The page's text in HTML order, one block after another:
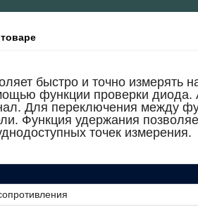
быстро и точно измерять
функции проверки диода.
Для переключения между
Функция удержания
точек измерения.